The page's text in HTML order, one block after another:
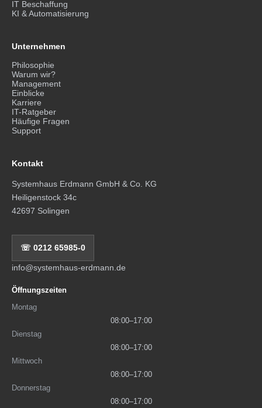
IT Beschaffung
KI & Automatisierung
Unternehmen
Philosophie
Warum wir?
Management
Einblicke
Karriere
IT-Ratgeber
Häufige Fragen
Support
Kontakt
Systemhaus Erdmann GmbH & Co. KG
Heiligenstock 34c
42697 Solingen
☏ 0212 65985-0
info@systemhaus-erdmann.de
Öffnungszeiten
Montag
08:00–17:00
Dienstag
08:00–17:00
Mittwoch
08:00–17:00
Donnerstag
08:00–17:00